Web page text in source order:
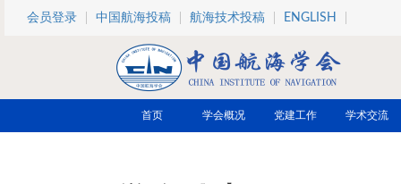
跳转到主要内容
会员登录 中国航海投稿 航海技术投稿 ENGLISH
首页 学会概况 党建工作 学术交流